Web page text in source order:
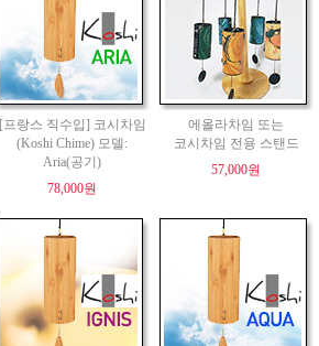
[프랑스 직수입] 코시차임
(Koshi Chime) 모델:
Aria(공기)
78,000원
에올라차임 또는
코시차임 전용 스탠드
57,000원